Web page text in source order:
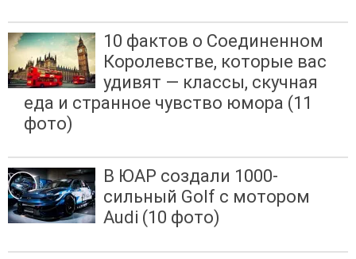
10 фактов о Соединенном
Королевстве, которые вас
удивят — классы, скучная
еда и странное чувство юмора (11
фото)
В ЮАР создали 1000-
сильный Golf с мотором
Audi (10 фото)